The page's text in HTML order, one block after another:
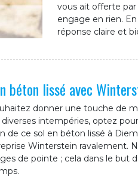
vous ait offerte
engage en rien.
réponse claire et
béton lissé avec
donner une touche de
intempéries, optez
de ce sol en béton lissé à
Winterstein ravalement.
de pointe ; cela dans le but